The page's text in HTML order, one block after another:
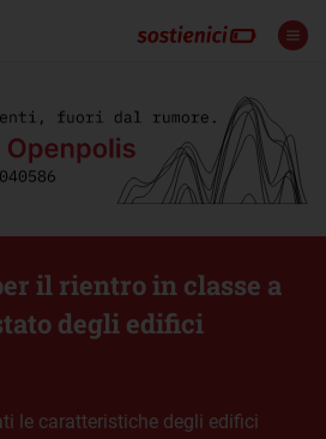
il rientro in classe a
degli edifici
le caratteristiche degli edifici